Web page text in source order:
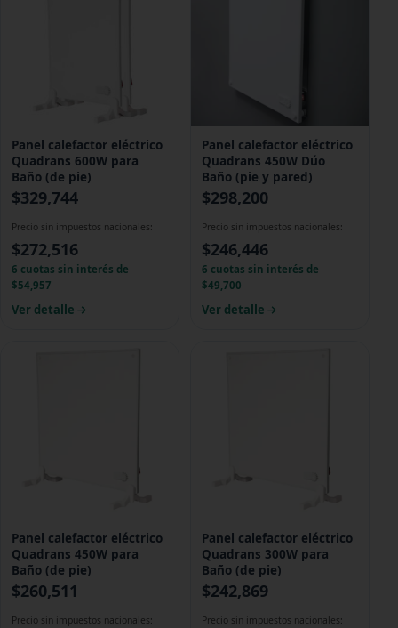
Panel calefactor eléctrico
Quadrans 600W para
Baño (de pie)
$329,744
Precio sin impuestos nacionales:
$272,516
6 cuotas sin interés de
$54,957
Ver detalle
Panel calefactor eléctrico
Quadrans 450W Dúo
Baño (pie y pared)
$298,200
Precio sin impuestos nacionales:
$246,446
6 cuotas sin interés de
$49,700
Ver detalle
Panel calefactor eléctrico
Quadrans 450W para
Baño (de pie)
$260,511
Precio sin impuestos nacionales:
Panel calefactor eléctrico
Quadrans 300W para
Baño (de pie)
$242,869
Precio sin impuestos nacionales: